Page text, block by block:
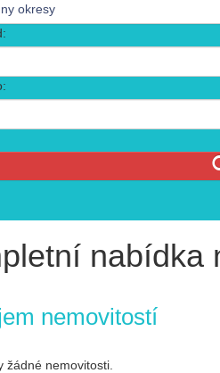
okresy
nabídka
nemovitostí
žádné nemovitosti.